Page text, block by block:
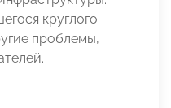
круглого
проблемы,